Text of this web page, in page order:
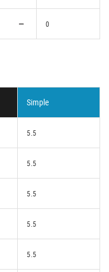
0
Simple
5.5
5.5
5.5
5.5
5.5